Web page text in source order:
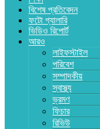
বিশেষ প্রতিবেদন
ফটো গ্যালারি
ভিডিও রিপোর্ট
আরও
লাইফস্টাইল
পরিবেশ
সম্পাদকীয়
স্বাস্থ্য
ভ্রমণ
ফিচার
রিভিউ